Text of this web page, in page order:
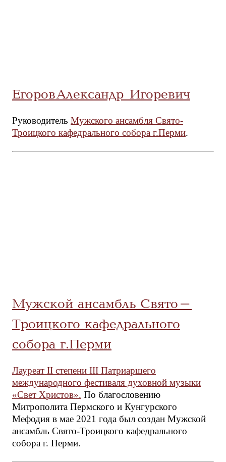
Егоров Александр Игоревич
Руководитель Мужского ансамбля Свято-
Троицкого кафедрального собора г.Перми.
Мужской ансамбль Свято-
Троицкого кафедрального
собора г.Перми
Лауреат II степени III Патриаршего
международного фестиваля духовной музыки
«Свет Христов». По благословению
Митрополита Пермского и Кунгурского
Мефодия в мае 2021 года был создан Мужской
ансамбль Свято-Троицкого кафедрального
собора г. Перми.